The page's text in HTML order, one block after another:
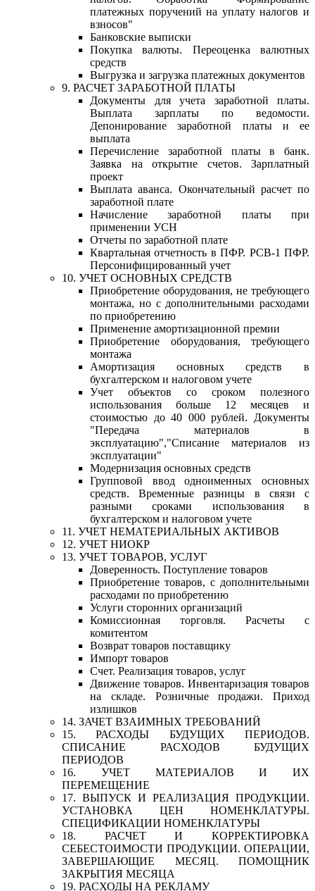
платежных поручений на уплату налогов и
взносов"
Банковские выписки
Покупка валюты. Переоценка валютных
средств
Выгрузка и загрузка платежных документов
9. РАСЧЕТ ЗАРАБОТНОЙ ПЛАТЫ
Документы для учета заработной платы.
Выплата зарплаты по ведомости.
Депонирование заработной платы и ее
выплата
Перечисление заработной платы в банк.
Заявка на открытие счетов. Зарплатный
проект
Выплата аванса. Окончательный расчет по
заработной плате
Начисление заработной платы при
применении УСН
Отчеты по заработной плате
Квартальная отчетность в ПФР. РСВ-1 ПФР.
Персонифицированный учет
10. УЧЕТ ОСНОВНЫХ СРЕДСТВ
Приобретение оборудования, не требующего
монтажа, но с дополнительными расходами
по приобретению
Применение амортизационной премии
Приобретение оборудования, требующего
монтажа
Амортизация основных средств в
бухгалтерском и налоговом учете
Учет объектов со сроком полезного
использования больше 12 месяцев и
стоимостью до 40 000 рублей. Документы
"Передача материалов в
эксплуатацию","Списание материалов из
эксплуатации"
Модернизация основных средств
Групповой ввод одноименных основных
средств. Временные разницы в связи с
разными сроками использования в
бухгалтерском и налоговом учете
11. УЧЕТ НЕМАТЕРИАЛЬНЫХ АКТИВОВ
12. УЧЕТ НИОКР
13. УЧЕТ ТОВАРОВ, УСЛУГ
Доверенность. Поступление товаров
Приобретение товаров, с дополнительными
расходами по приобретению
Услуги сторонних организаций
Комиссионная торговля. Расчеты с
комитентом
Возврат товаров поставщику
Импорт товаров
Счет. Реализация товаров, услуг
Движение товаров. Инвентаризация товаров
на складе. Розничные продажи. Приход
излишков
14. ЗАЧЕТ ВЗАИМНЫХ ТРЕБОВАНИЙ
15. РАСХОДЫ БУДУЩИХ ПЕРИОДОВ.
СПИСАНИЕ РАСХОДОВ БУДУЩИХ
ПЕРИОДОВ
16. УЧЕТ МАТЕРИАЛОВ И ИХ
ПЕРЕМЕЩЕНИЕ
17. ВЫПУСК И РЕАЛИЗАЦИЯ ПРОДУКЦИИ.
УСТАНОВКА ЦЕН НОМЕНКЛАТУРЫ.
СПЕЦИФИКАЦИИ НОМЕНКЛАТУРЫ
18. РАСЧЕТ И КОРРЕКТИРОВКА
СЕБЕСТОИМОСТИ ПРОДУКЦИИ. ОПЕРАЦИИ,
ЗАВЕРШАЮЩИЕ МЕСЯЦ. ПОМОЩНИК
ЗАКРЫТИЯ МЕСЯЦА
19. РАСХОДЫ НА РЕКЛАМУ